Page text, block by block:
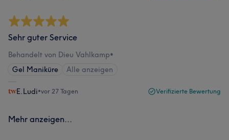
Sehr guter Service
Behandelt von Dieu Vahlkamp•
Gel Maniküre
Alle anzeigen
E.Ludi•vor 27 Tagen Verifizierte Bewertung
Mehr anzeigen...